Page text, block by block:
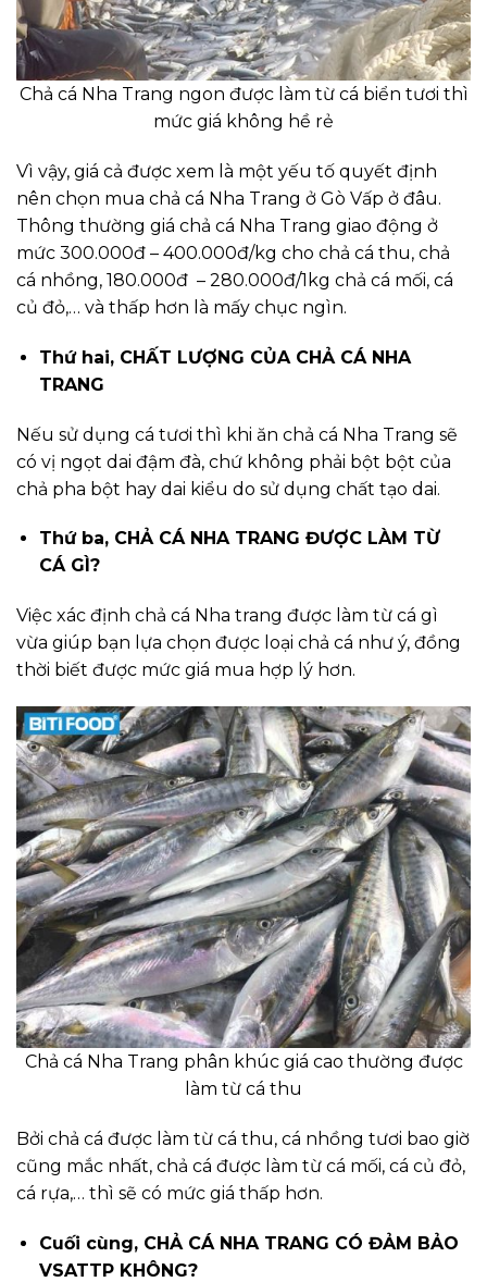
Chả cá Nha Trang ngon được làm từ cá biển tươi thì
mức giá không hề rẻ
Vì vậy, giá cả được xem là một yếu tố quyết định
nên chọn mua chả cá Nha Trang ở Gò Vấp ở đâu.
Thông thường giá chả cá Nha Trang giao động ở
mức 300.000đ – 400.000đ/kg cho chả cá thu, chả
cá nhồng, 180.000đ – 280.000đ/1kg chả cá mối, cá
củ đỏ,… và thấp hơn là mấy chục ngìn.
Thứ hai, CHẤT LƯỢNG CỦA CHẢ CÁ NHA
TRANG
Nếu sử dụng cá tươi thì khi ăn chả cá Nha Trang sẽ
có vị ngọt dai đậm đà, chứ không phải bột bột của
chả pha bột hay dai kiểu do sử dụng chất tạo dai.
Thứ ba, CHẢ CÁ NHA TRANG ĐƯỢC LÀM TỪ
CÁ GÌ?
Việc xác định chả cá Nha trang được làm từ cá gì
vừa giúp bạn lựa chọn được loại chả cá như ý, đồng
thời biết được mức giá mua hợp lý hơn.
Chả cá Nha Trang phân khúc giá cao thường được
làm từ cá thu
Bởi chả cá được làm từ cá thu, cá nhồng tươi bao giờ
cũng mắc nhất, chả cá được làm từ cá mối, cá củ đỏ,
cá rựa,… thì sẽ có mức giá thấp hơn.
Cuối cùng, CHẢ CÁ NHA TRANG CÓ ĐẢM BẢO
VSATTP KHÔNG?